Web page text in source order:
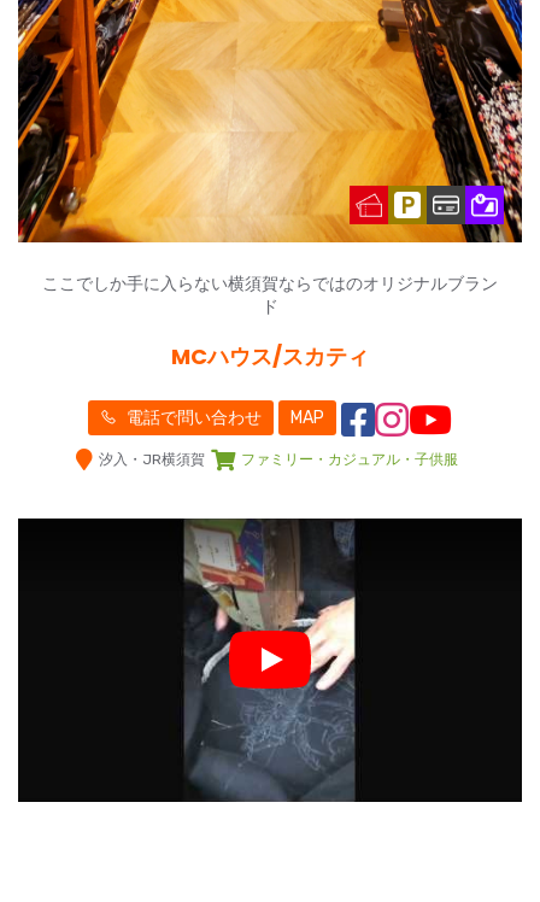
ここでしか手に入らない横須賀ならではのオリジナルブラン
ド
MCハウス/スカティ
電話で問い合わせ MAP
汐入・JR横須賀 ファミリー・カジュアル・子供服
Play